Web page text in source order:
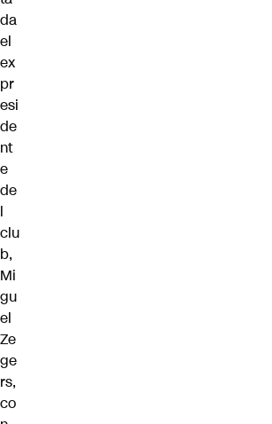
da
el
ex
pr
esi
de
nt
e
de
l
clu
b,
Mi
gu
el
Ze
ge
rs,
co